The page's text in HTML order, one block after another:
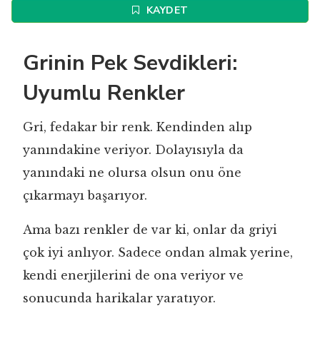
KAYDET
Grinin Pek Sevdikleri:
Uyumlu Renkler
Gri, fedakar bir renk. Kendinden alıp
yanındakine veriyor. Dolayısıyla da
yanındaki ne olursa olsun onu öne
çıkarmayı başarıyor.
Ama bazı renkler de var ki, onlar da griyi
çok iyi anlıyor. Sadece ondan almak yerine,
kendi enerjilerini de ona veriyor ve
sonucunda harikalar yaratıyor.